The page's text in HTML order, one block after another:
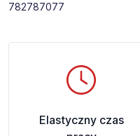
782787077 ​
Elastyczny czas